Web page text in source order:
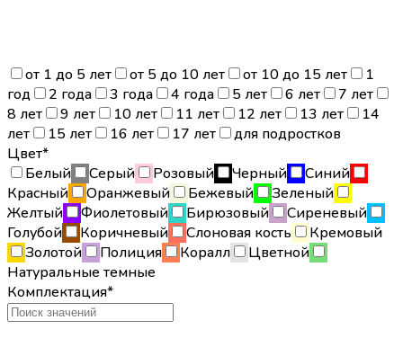
от 1 до 5 лет от 5 до 10 лет от 10 до 15 лет
1
год
2 года 3 года 4 года 5 лет 6 лет
7 лет
8 лет
9 лет 10 лет 11 лет 12 лет 13 лет
14
лет
15 лет 16 лет 17 лет
для подростков
Цвет*
Белый
Серый Розовый Черный
Синий
Красный
Оранжевый Бежевый
Зеленый
Желтый
Фиолетовый Бирюзовый
Сиреневый
Голубой
Коричневый Слоновая кость
Кремовый
Золотой
Полиция Коралл
Цветной
Натуральные темные
Комплектация*